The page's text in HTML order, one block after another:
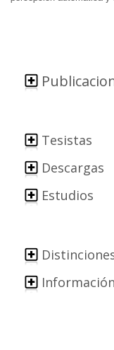
Tesistas
Descargas
Estudios